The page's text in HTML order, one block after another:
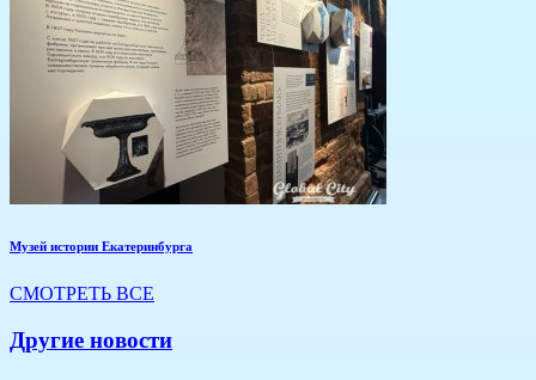
Музей истории Екатеринбурга
СМОТРЕТЬ ВСЕ
Другие новости